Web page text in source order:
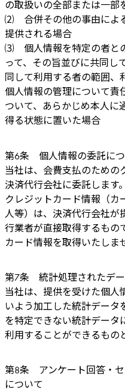
の取扱いの全部または一部
⑵ 合併その他の事由によ
提供される場合
⑶ 個人情報を特定の者と
って、その旨並びに共同し
同して利用する者の範囲、
個人情報の管理について責
ついて、あらかじめ本人に
得る状態に置いた場合
第6条 個人情報の委託に
当社は、会費支払のための
決済代行会社に委託します
クレジットカード情報（カ
人等）は、決済代行会社が
行業者が直接取得するもの
カード情報を取得いたしま
第7条 統計処理されたデ
当社は、提供を受けた個人
いよう加工した統計データ
を特定できない統計データ
利用することができるもの
第8条 アンケート回答・
について